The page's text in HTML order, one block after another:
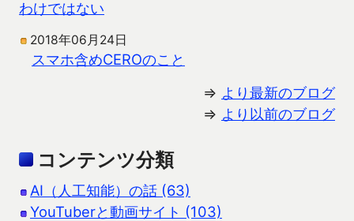
わけではない
2018年06月24日
スマホ含めCEROのこと
⇒ より最新のブログ
⇒ より以前のブログ
コンテンツ分類
AI（人工知能）の話 (63)
YouTuberと動画サイト (103)